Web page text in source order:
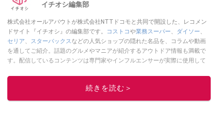
イチオシ編集部
株式会社オールアバウトが株式会社NTTドコモと共同で開設した、レコメン
ドサイト『イチオシ』の編集部です。
コストコや業務スーパー ダイソー
セリア
スターバックス などの人気ショップの隠れた名品を、コラムや動画
を通してご紹介。話題のグルメやマニアが紹介するアウトドア情報も満載で
す。配信しているコンテンツは専門家やインフルエンサーが実際に使用して
ニュースでフォロー
続きを読む＞